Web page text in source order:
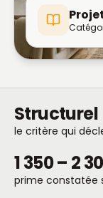
Structurel
le critère qui
1 350 – 2
prime constatée